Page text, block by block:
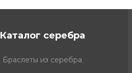
Каталог серебра
Браслеты из серебра